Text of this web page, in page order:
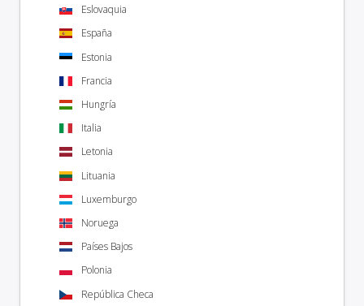
Eslovaquia
España
Estonia
Francia
Hungría
Italia
Letonia
Lituania
Luxemburgo
Noruega
Países Bajos
Polonia
República Checa